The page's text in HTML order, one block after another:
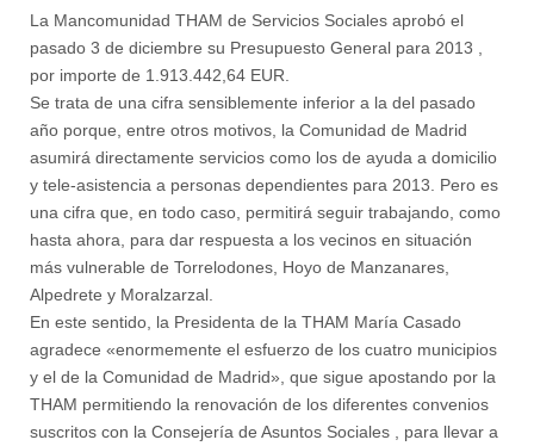
La Mancomunidad THAM de Servicios Sociales aprobó el
pasado 3 de diciembre su Presupuesto General para 2013 ,
por importe de 1.913.442,64 EUR.
Se trata de una cifra sensiblemente inferior a la del pasado
año porque, entre otros motivos, la Comunidad de Madrid
asumirá directamente servicios como los de ayuda a domicilio
y tele-asistencia a personas dependientes para 2013. Pero es
una cifra que, en todo caso, permitirá seguir trabajando, como
hasta ahora, para dar respuesta a los vecinos en situación
más vulnerable de Torrelodones, Hoyo de Manzanares,
Alpedrete y Moralzarzal.
En este sentido, la Presidenta de la THAM María Casado
agradece «enormemente el esfuerzo de los cuatro municipios
y el de la Comunidad de Madrid», que sigue apostando por la
THAM permitiendo la renovación de los diferentes convenios
suscritos con la Consejería de Asuntos Sociales , para llevar a